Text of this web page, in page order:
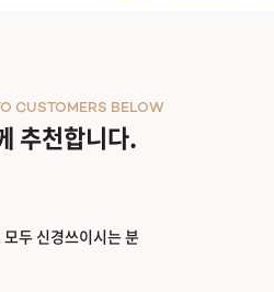
추천합니다.
CUSTOMERS BELOW
두 신경쓰이시는 분